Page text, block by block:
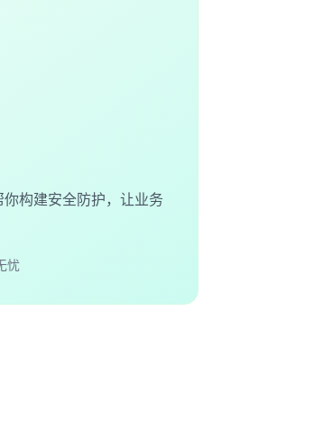
构建安全防护，让业务
忧